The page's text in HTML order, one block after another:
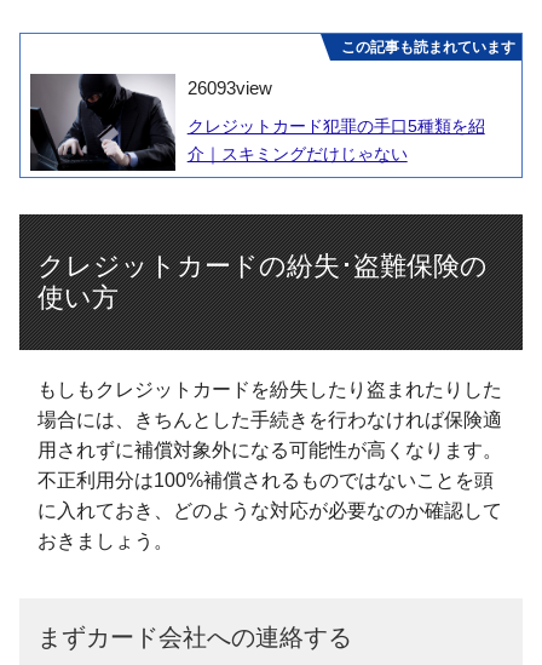
この記事も読まれています
26093view
クレジットカード犯罪の手口5種類を紹
介｜スキミングだけじゃない
クレジットカードの紛失･盗難保険の
使い方
もしもクレジットカードを紛失したり盗まれたりした
場合には、きちんとした手続きを行わなければ保険適
用されずに補償対象外になる可能性が高くなります。
不正利用分は100%補償されるものではないことを頭
に入れておき、どのような対応が必要なのか確認して
おきましょう。
まずカード会社への連絡する